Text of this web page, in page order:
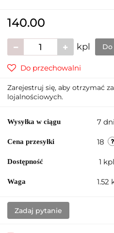
140.00
kpl Do
Do przechowalni
Zarejestruj się, aby otrzymać
lojalnościowych.
Wysyłka w ciągu 7 dni
Cena przesyłki 18
Dostępność 1 kpl
Waga 1.52
Zadaj pytanie